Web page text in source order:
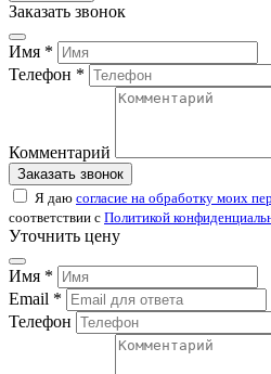
Заказать звонок
Имя *
Телефон *
Комментарий
Заказать звонок
Я даю согласие на обработку моих
соответствии с Политикой
Уточнить цену
Имя *
Email *
Телефон